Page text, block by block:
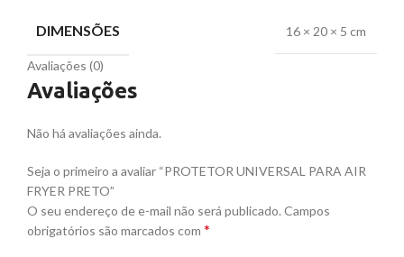
DIMENSÕES 16 × 20 × 5 cm
Avaliações (0)
Avaliações
Não há avaliações ainda.
Seja o primeiro a avaliar “PROTETOR UNIVERSAL PARA AIR
FRYER PRETO”
O seu endereço de e-mail não será publicado.Campos
obrigatórios são marcados com *